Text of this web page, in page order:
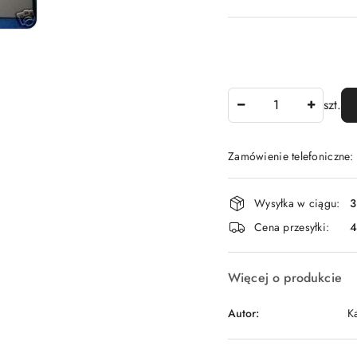
szt.
Zamówienie
Dostępność
i
dostawa
Wysyłka w ciągu:
Cena przesyłki:
Więcej o produkcie
Autor: